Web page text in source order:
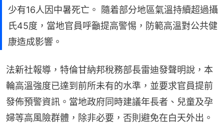
少有16人因中暑死亡。 隨着部分地區氣溫持續超過攝
氏45度，當地官員呼籲提高警惕，防範高溫對公共健
康造成影響。
法新社報導，特倫甘納邦稅務部長雷迪發聲明說，本
輪高溫強度已達到前所未有的水準，並要求官員提前
發佈預警資訊。當地政府同時建議年長者、兒童及孕
婦等高風險群體，除非必要，否則避免在白天外出。